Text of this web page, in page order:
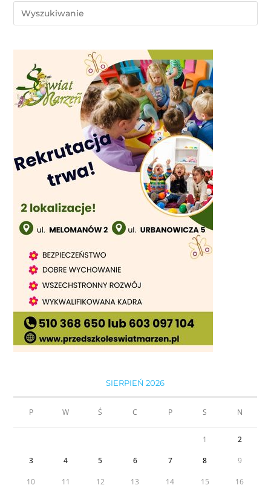
SIERPIEŃ 2026
P W Ś C P S N
1 2
3 4 5 6 7 8 9
10 11 12 13 14 15 16